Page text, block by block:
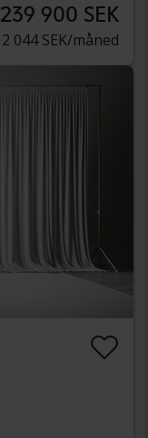
239 900 SEK
2 044 SEK/måned